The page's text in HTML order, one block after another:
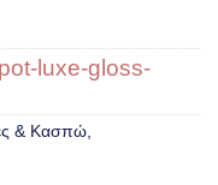
luxe-gloss-
& Κασπώ,